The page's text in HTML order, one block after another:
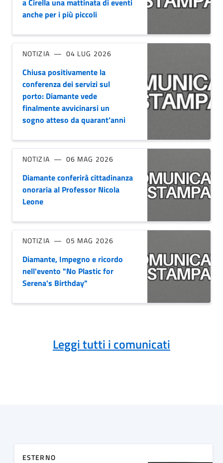
a Cirella una mattinata di eventi
anche per i più piccoli
NOTIZIA 04 LUG 2026
Chiusa positivamente la
conferenza dei servizi sul
porto: Diamante vede
finalmente avvicinarsi un
sogno atteso da quarant’anni
NOTIZIA 06 MAG 2026
Diamante conferirà cittadinanza
onoraria al Professor Nicola
Leone
NOTIZIA 05 MAG 2026
Diamante, Impegno e ricordo
nell'evento "No Plastic for
Serena's Birthday"
Leggi tutti i comunicati
ESTERNO